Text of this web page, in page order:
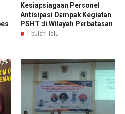
Kesiapsiagaan Personel
Antisipasi Dampak Kegiatan
PSHT di Wilayah Perbatasan
1 bulan lalu